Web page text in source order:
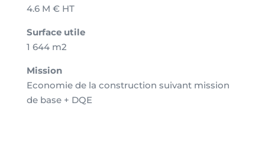
4.6 M € HT
Surface utile
1 644 m2
Mission
Economie de la construction suivant mission
de base + DQE